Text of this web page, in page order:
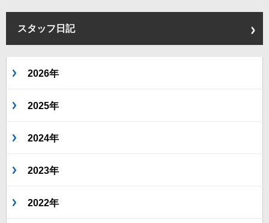
スタッフ日記
2026年
2025年
2024年
2023年
2022年